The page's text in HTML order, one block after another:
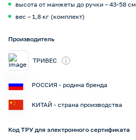
высота от манжеты до ручки – 43-58 см
вес – 1,8 кг (комплект)
Производитель
ТРИВЕС i
РОССИЯ - родина бренда
КИТАЙ - страна производства
Код ТРУ для электронного сертификата